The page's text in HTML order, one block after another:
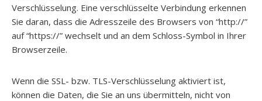
Verschlüsselung. Eine verschlüsselte Verbindung erkennen
Sie daran, dass die Adresszeile des Browsers von “http://”
auf “https://” wechselt und an dem Schloss-Symbol in Ihrer
Browserzeile.
Wenn die SSL- bzw. TLS-Verschlüsselung aktiviert ist,
können die Daten, die Sie an uns übermitteln, nicht von